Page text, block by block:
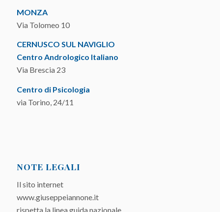
MONZA
Via Tolomeo 10
CERNUSCO SUL NAVIGLIO
Centro Andrologico Italiano
Via Brescia 23
Centro di Psicologia
via Torino, 24/11
NOTE LEGALI
Il sito internet
www.giuseppeiannone.it
rispetta la linea guida nazionale